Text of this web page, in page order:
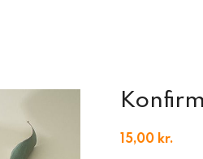
15,00 kr.